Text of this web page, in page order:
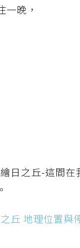
一晚，
日之丘-這間在
丘 地理位置與